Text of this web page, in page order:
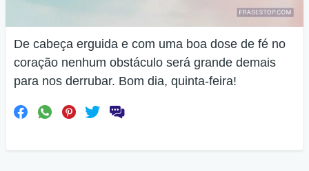
De cabeça erguida e com uma boa dose de fé no
coração nenhum obstáculo será grande demais
para nos derrubar. Bom dia, quinta-feira!